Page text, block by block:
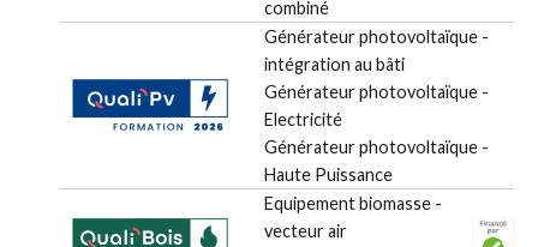
combiné
Générateur photovoltaïque -
intégration au bâti
Générateur photovoltaïque -
Electricité
Générateur photovoltaïque -
Haute Puissance
Equipement biomasse -
vecteur air